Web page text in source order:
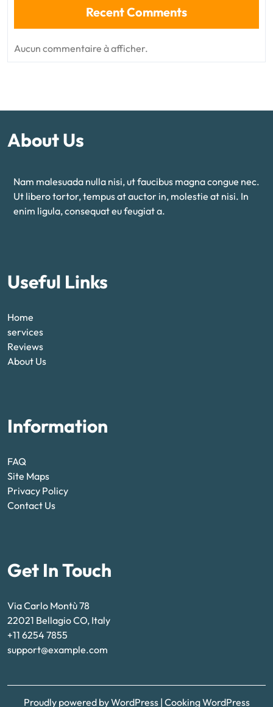
Recent Comments
Aucun commentaire à afficher.
About Us
Nam malesuada nulla nisi, ut faucibus magna congue nec.
Ut libero tortor, tempus at auctor in, molestie at nisi. In
enim ligula, consequat eu feugiat a.
Useful Links
Home
services
Reviews
About Us
Information
FAQ
Site Maps
Privacy Policy
Contact Us
Get In Touch
Via Carlo Montù 78
22021 Bellagio CO, Italy
+11 6254 7855
support@example.com
Proudly powered by WordPress | Cooking WordPress